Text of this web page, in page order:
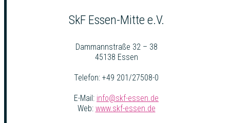
SkF Essen-Mitte e.V.
Dammannstraße 32 – 38
45138 Essen
Telefon: +49 201/27508-0
E-Mail: info@skf-essen.de
Web: www.skf-essen.de